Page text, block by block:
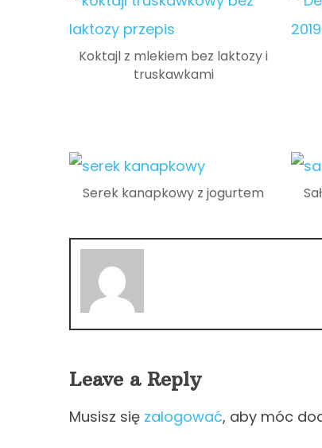
Koktajl z mlekiem bez laktozy i
truskawkami
Serek kanapkowy z jogurtem
Leave a Reply
Musisz się zalogować, aby móc